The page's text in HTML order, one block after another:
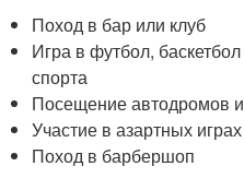
Поход в бар или клуб
Игра в футбол,
спорта
Посещение автодромов и
Участие в азартных играх
Поход в барбершоп